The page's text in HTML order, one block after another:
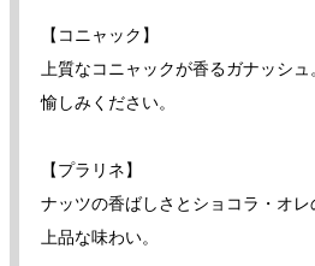
【コニャック】
上質なコニャックが香るガナッシ
愉しみください。
【プラリネ】
ナッツの香ばしさとショコラ・オ
上品な味わい。